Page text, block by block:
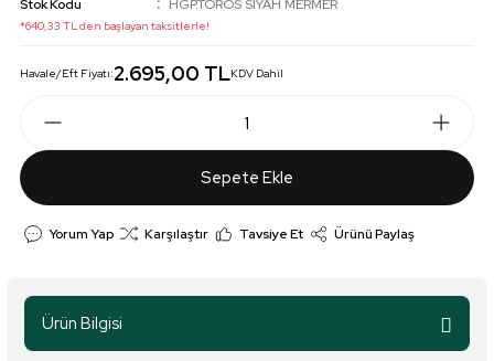
Stok Kodu
HGP.TOROS SİYAH MERMER
*640,33 TL den başlayan taksitlerle!
Havale/Eft Fiyatı:2.695,00 TLKDV Dahil
Sepete Ekle
Yorum Yap Karşılaştır Tavsiye Et Ürünü Paylaş
Ürün Bilgisi